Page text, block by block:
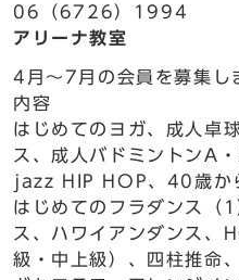
06（6726）1994
アリーナ教室
4月～7月の会員を募集し
内容
はじめてのヨガ、成人卓
ス、成人バドミントンA
jazz HIP HOP、40歳か
はじめてのフラダンス（
ス、ハワイアンダンス、
級・中上級）、四柱推命